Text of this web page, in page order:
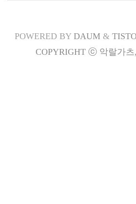
POWERED BY DAUM&
COPYRIGHT ⓒ 악랄가츠